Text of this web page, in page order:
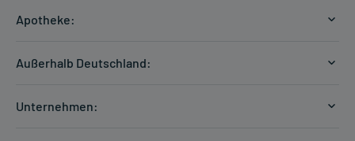
Zahlungsarten
Hilfe
Apotheke:
Außerhalb Deutschland:
Unternehmen: